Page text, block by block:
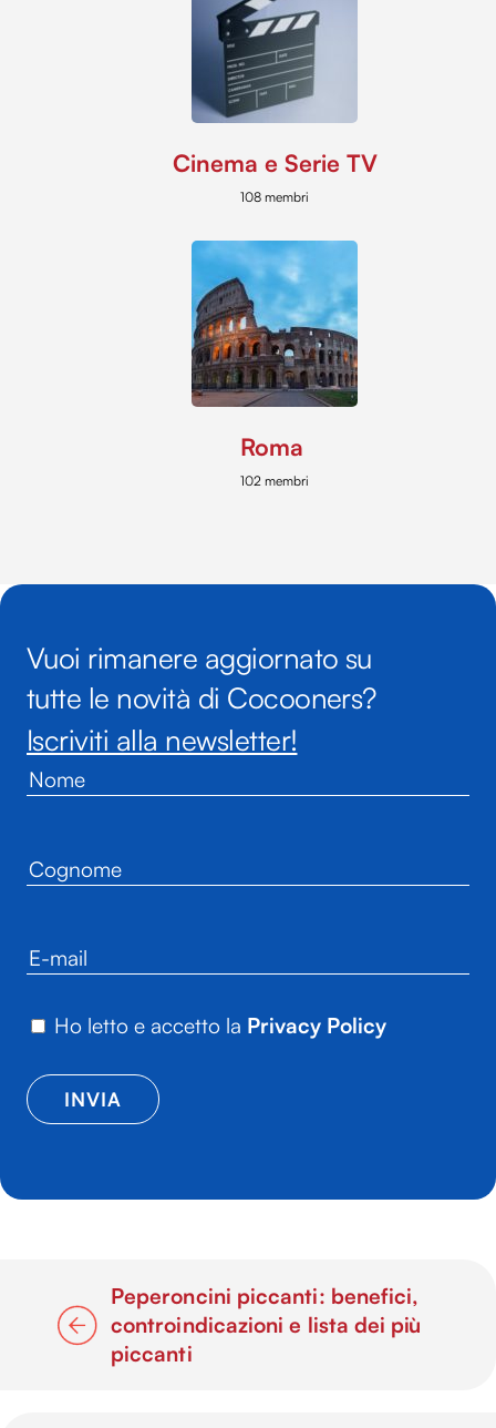
Cinema e Serie TV
108 membri
Roma
102 membri
Vuoi rimanere aggiornato su
tutte le novità di Cocooners?
Iscriviti alla newsletter!
Ho letto e accetto la Privacy Policy
Peperoncini piccanti: benefici,
controindicazioni e lista dei più
piccanti